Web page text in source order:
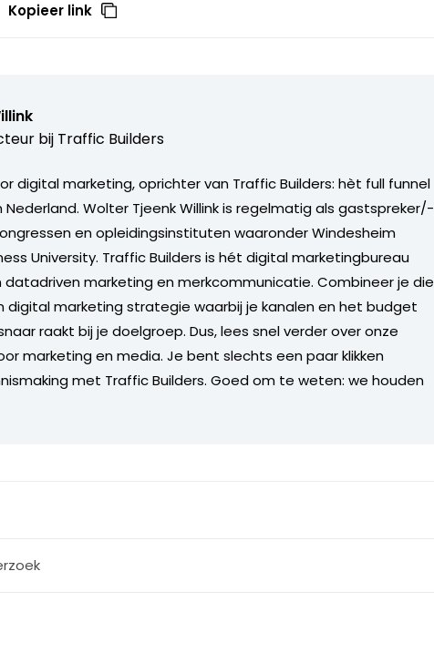
Kopieer link
bij Traffic Builders
digital marketing, oprichter van Traffic Builders: hèt full funnel
Wolter Tjeenk Willink is regelmatig als gastspreker/-
en opleidingsinstituten waaronder Windesheim
University. Traffic Builders is hét digital marketingbureau
marketing en merkcommunicatie. Combineer je die
digital marketing strategie waarbij je kanalen en het budget
raakt bij je doelgroep. Dus, lees snel verder over onze
marketing en media. Je bent slechts een paar klikken
met Traffic Builders. Goed om te weten: we houden